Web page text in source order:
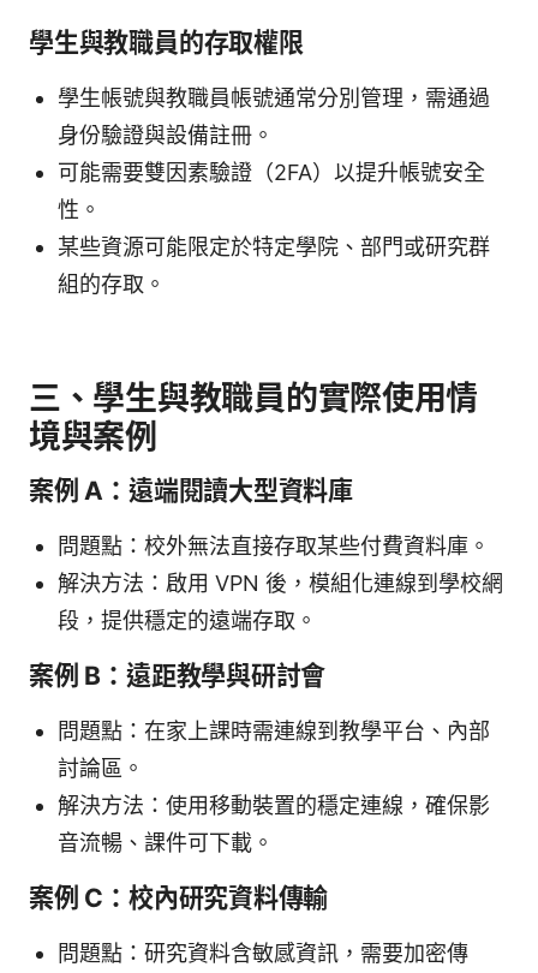
學生與教職員的存取權限
學生帳號與教職員帳號通常分別管理，需通過
身份驗證與設備註冊。
可能需要雙因素驗證（2FA）以提升帳號安全
性。
某些資源可能限定於特定學院、部門或研究群
組的存取。
三、學生與教職員的實際使用情
境與案例
案例 A：遠端閱讀大型資料庫
問題點：校外無法直接存取某些付費資料庫。
解決方法：啟用 VPN 後，模組化連線到學校網
段，提供穩定的遠端存取。
案例 B：遠距教學與研討會
問題點：在家上課時需連線到教學平台、內部
討論區。
解決方法：使用移動裝置的穩定連線，確保影
音流暢、課件可下載。
案例 C：校內研究資料傳輸
問題點：研究資料含敏感資訊，需要加密傳